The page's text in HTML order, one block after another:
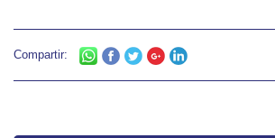
Compartir: